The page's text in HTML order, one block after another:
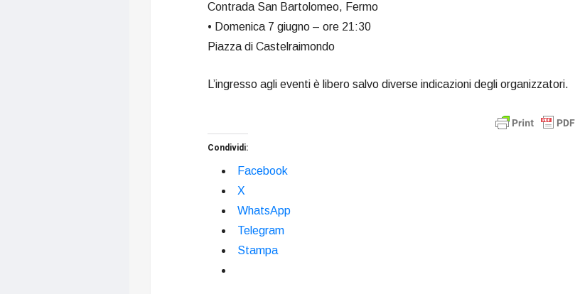
Contrada San Bartolomeo, Fermo
• Domenica 7 giugno – ore 21:30
Piazza di Castelraimondo
L’ingresso agli eventi è libero salvo diverse indicazioni degli organizzatori.
Condividi:
Facebook
X
WhatsApp
Telegram
Stampa